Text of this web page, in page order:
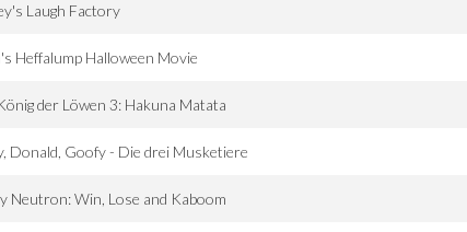
Laugh Factory
Heffalump Halloween Movie
der Löwen 3: Hakuna Matata
Donald, Goofy - Die drei Musketiere
Neutron: Win, Lose and Kaboom